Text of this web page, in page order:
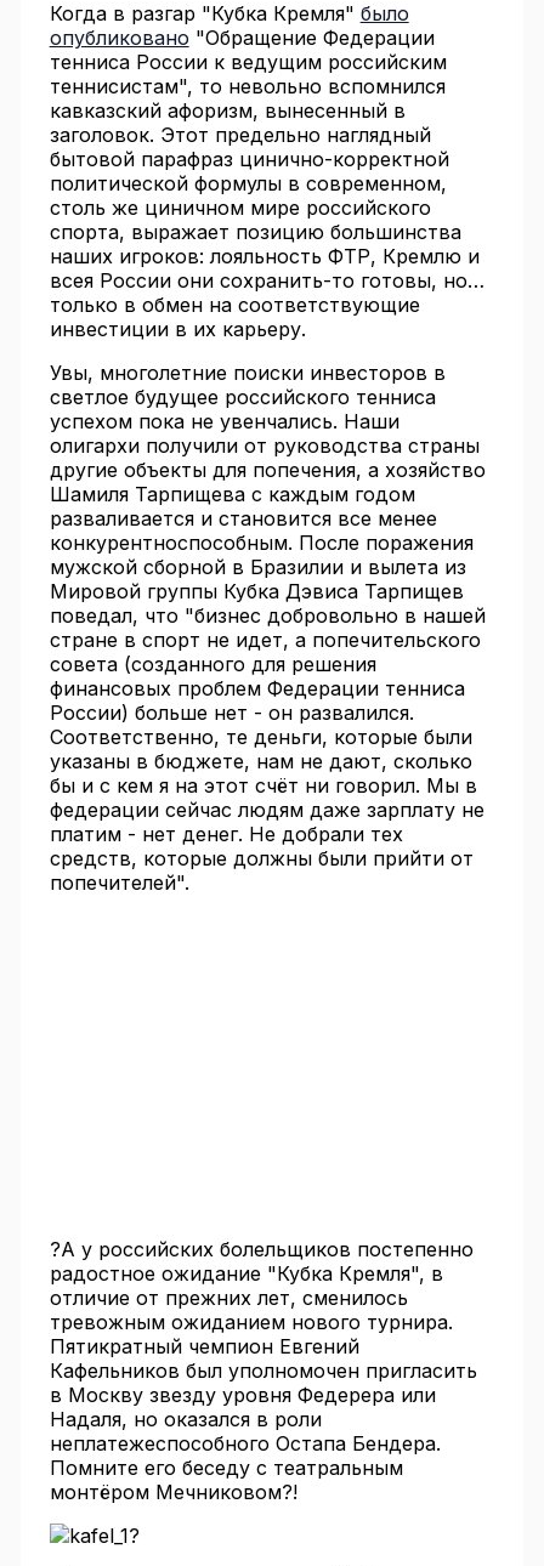
Когда в разгар "Кубка Кремля" было
опубликовано "Обращение Федерации
тенниса России к ведущим российским
теннисистам", то невольно вспомнился
кавказский афоризм, вынесенный в
заголовок. Этот предельно наглядный
бытовой парафраз цинично-корректной
политической формулы в современном,
столь же циничном мире российского
спорта, выражает позицию большинства
наших игроков: лояльность ФТР, Кремлю и
всея России они сохранить-то готовы, но…
только в обмен на соответствующие
инвестиции в их карьеру.
Увы, многолетние поиски инвесторов в
светлое будущее российского тенниса
успехом пока не увенчались. Наши
олигархи получили от руководства страны
другие объекты для попечения, а хозяйство
Шамиля Тарпищева с каждым годом
разваливается и становится все менее
конкурентноспособным. После поражения
мужской сборной в Бразилии и вылета из
Мировой группы Кубка Дэвиса Тарпищев
поведал, что "бизнес добровольно в нашей
стране в спорт не идет, а попечительского
совета (созданного для решения
финансовых проблем Федерации тенниса
России) больше нет - он развалился.
Соответственно, те деньги, которые были
указаны в бюджете, нам не дают, сколько
бы и с кем я на этот счёт ни говорил. Мы в
федерации сейчас людям даже зарплату не
платим - нет денег. Не добрали тех
средств, которые должны были прийти от
попечителей".
?А у российских болельщиков постепенно
радостное ожидание "Кубка Кремля", в
отличие от прежних лет, сменилось
тревожным ожиданием нового турнира.
Пятикратный чемпион Евгений
Кафельников был уполномочен пригласить
в Москву звезду уровня Федерера или
Надаля, но оказался в роли
неплатежеспособного Остапа Бендера.
Помните его беседу с театральным
монтёром Мечниковом?!
?